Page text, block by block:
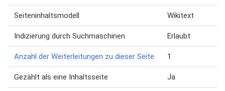
Seiteninhaltsmodell Wikitext
Indizierung durch Suchmaschinen Erlaubt
Anzahl der Weiterleitungen zu dieser Seite 1
Gezählt als eine Inhaltsseite Ja